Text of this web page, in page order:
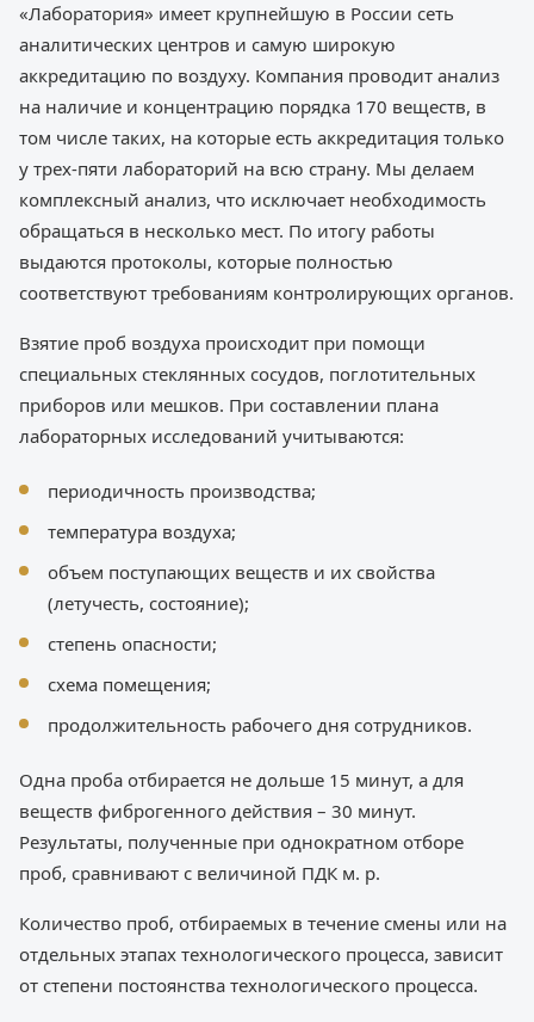
«Лаборатория» имеет крупнейшую в России сеть
аналитических центров и самую широкую
аккредитацию по воздуху. Компания проводит анализ
на наличие и концентрацию порядка 170 веществ, в
том числе таких, на которые есть аккредитация только
у трех-пяти лабораторий на всю страну. Мы делаем
комплексный анализ, что исключает необходимость
обращаться в несколько мест. По итогу работы
выдаются протоколы, которые полностью
соответствуют требованиям контролирующих органов.
Взятие проб воздуха происходит при помощи
специальных стеклянных сосудов, поглотительных
приборов или мешков. При составлении плана
лабораторных исследований учитываются:
периодичность производства;
температура воздуха;
объем поступающих веществ и их свойства
(летучесть, состояние);
степень опасности;
схема помещения;
продолжительность рабочего дня сотрудников.
Одна проба отбирается не дольше 15 минут, а для
веществ фиброгенного действия – 30 минут.
Результаты, полученные при однократном отборе
проб, сравнивают с величиной ПДК м. р.
Количество проб, отбираемых в течение смены или на
отдельных этапах технологического процесса, зависит
от степени постоянства технологического процесса.